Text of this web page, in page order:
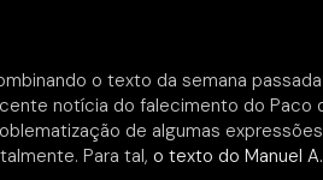
o texto da semana
notícia do falecimento do Paco
de algumas
Para tal, o texto do Manuel